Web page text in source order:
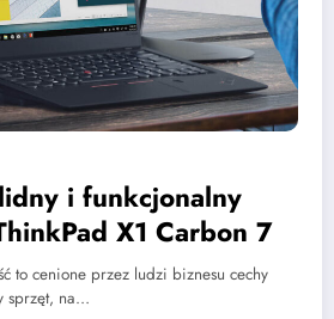
i funkcjonalny
X1 Carbon 7
to cenione przez ludzi biznesu cechy
sprzęt, na…